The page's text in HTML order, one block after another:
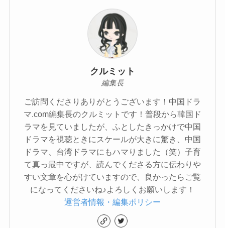
クルミット
編集長
ご訪問くださりありがとうございます！中国ドラ
マ.com編集長のクルミットです！普段から韓国ド
ラマを見ていましたが、ふとしたきっかけで中国
ドラマを視聴ときにスケールが大きに驚き、中国
ドラマ、台湾ドラマにもハマりました（笑）子育
て真っ最中ですが、読んでくださる方に伝わりや
すい文章を心がけていますので、良かったらご覧
になってくださいね♪よろしくお願いします！
運営者情報・編集ポリシー